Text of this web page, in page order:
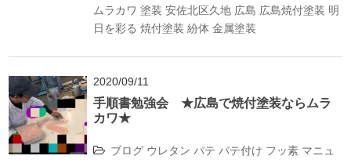
ムラカワ 塗装 安佐北区久地 広島 広島焼付塗装 明
日を彩る 焼付塗装 紛体 金属塗装
2020/09/11
手順書勉強会 ★広島で焼付塗装ならムラ
カワ★
ブログ ウレタン パテ パテ付け フッ素 マニュ